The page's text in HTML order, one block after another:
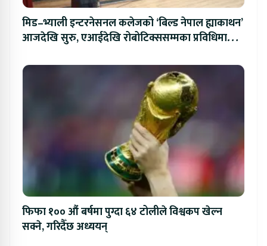
मिड–भ्याली इन्टरनेसनल कलेजको ‘बिल्ड नेपाल ह्याकाथन’
आजदेखि सुरु, एआईदेखि रोबोटिक्ससम्मका प्रविधिमा
फिफा १०० औं बर्षमा पुग्दा ६४ टोलीले विश्वकप खेल्न
सक्ने, गरिदैँछ अध्ययन्